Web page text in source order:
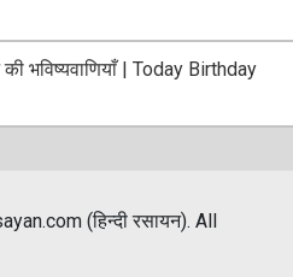
भविष्यवाणियाँ | Today Birthday
(हिन्दी रसायन). All